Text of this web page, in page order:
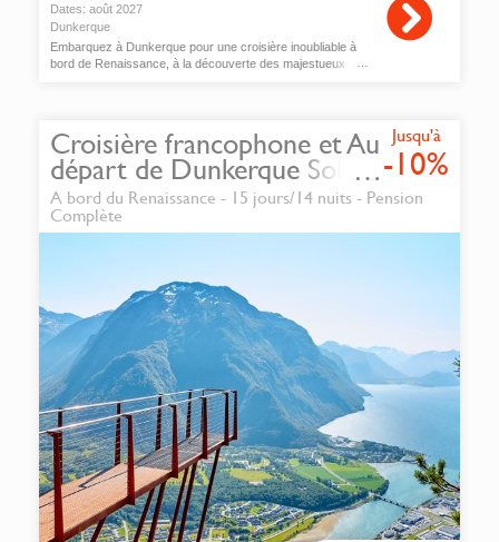
Dates: août 2027
Dunkerque
Embarquez à Dunkerque pour une croisière inoubliable à
bord de Renaissance, à la découverte des majestueux
Jusqu'à
-10%
Croisière francophone et Au
départ de Dunkerque Soleil
de Minuit et fjords de
Norvège 2027
A bord du Renaissance - 15 jours/14 nuits - Pension
Complète